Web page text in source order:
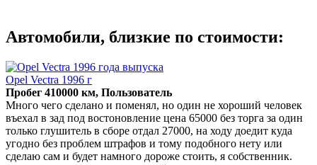
Автомобили, близкие по стоимости:
Opel Vectra 1996 г
Пробег 410000 км, Пользователь
Много чего сделано и поменял, но один не хороший человек
въехал в зад под востоновление цена 65000 без торга за один
только глушитель в сборе отдал 27000, на ходу доедит куда
угодно без проблем штрафов и тому подобного нету или
сделаю сам и будет намного дороже стоить, я собственник.